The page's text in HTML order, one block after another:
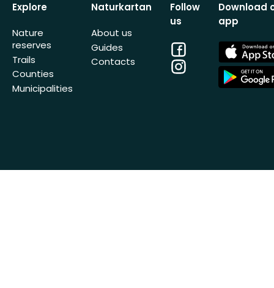
Explore
Nature
reserves
Trails
Counties
Municipalities
Naturkartan
About us
Guides
Contacts
Follow
us
Facebook
Instagram
Download
app
App
Store
App
Store